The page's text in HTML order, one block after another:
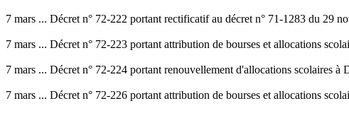
7 mars ... Décret n° 72-222 portant rectificatif au décret n° 71-1283 du 29
7 mars ... Décret n° 72-223 portant attribution de bourses et allocations
7 mars ... Décret n° 72-224 portant renouvellement d'allocations scolaires à
7 mars ... Décret n° 72-226 portant attribution de bourses et allocations